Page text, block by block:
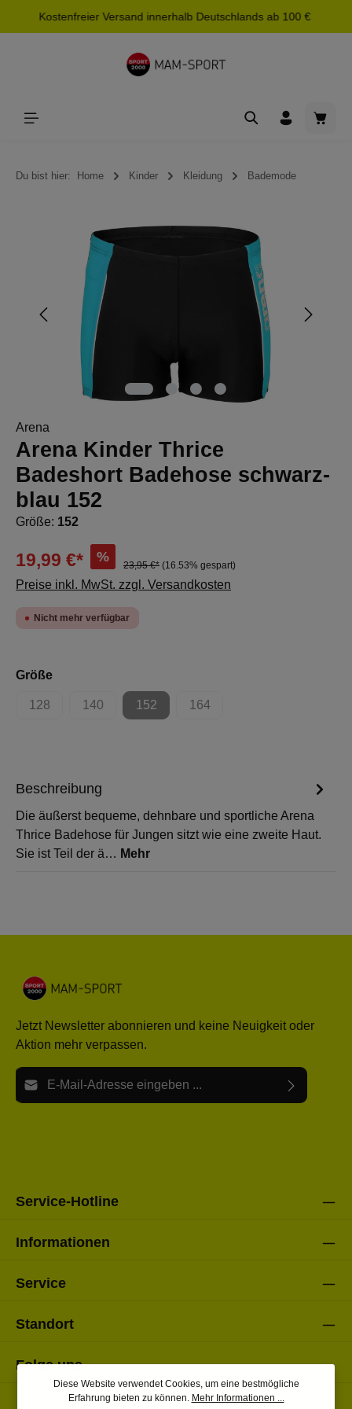
springen
Kostenfreier Versand innerhalb Deutschlands ab 100 €
Du bist hier: Home Kinder Kleidung Bademode
Bildergalerie überspringen
Arena
Arena Kinder Thrice
Badeshort Badehose schwarz-
blau 152
Größe: 152
19,99 €* %
23,95 €* (16.53% gespart)
Preise inkl. MwSt. zzgl. Versandkosten
Nicht mehr verfügbar
Größeauswählen
128
(Diese Option ist zurzeit nicht verfügbar.)
140
(Diese Option ist zurzeit nicht verfügbar.)
152
(Diese Option ist zurzeit nicht verfügbar.)
164
(Diese Option ist zurzeit nicht
Beschreibung
Die äußerst bequeme, dehnbare und sportliche Arena
Thrice Badehose für Jungen sitzt wie eine zweite Haut.
Sie ist Teil der ä… Mehr
Jetzt Newsletter abonnieren und keine Neuigkeit oder
Aktion mehr verpassen.
E-Mail-Adresse*
Service-Hotline
Informationen
Service
Standort
Folge uns
Diese Website verwendet Cookies, um eine bestmögliche
Erfahrung bieten zu können. Mehr Informationen ...